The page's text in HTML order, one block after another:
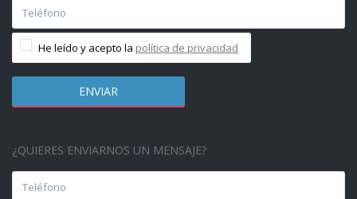
He leído y acepto la política de privacidad
¿QUIERES ENVIARNOS UN MENSAJE?